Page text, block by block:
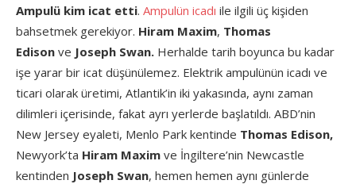
Ampulü kim icat etti. Ampulün icadı ile ilgili üç kişiden
bahsetmek gerekiyor. Hiram Maxim, Thomas
Edison ve Joseph Swan. Herhalde tarih boyunca bu kadar
işe yarar bir icat düşünülemez. Elektrik ampulünün icadı ve
ticari olarak üretimi, Atlantik’in iki yakasında, aynı zaman
dilimleri içerisinde, fakat ayrı yerlerde başlatıldı. ABD’nin
New Jersey eyaleti, Menlo Park kentinde Thomas Edison,
Newyork’ta Hiram Maxim ve İngiltere’nin Newcastle
kentinden Joseph Swan, hemen hemen aynı günlerde